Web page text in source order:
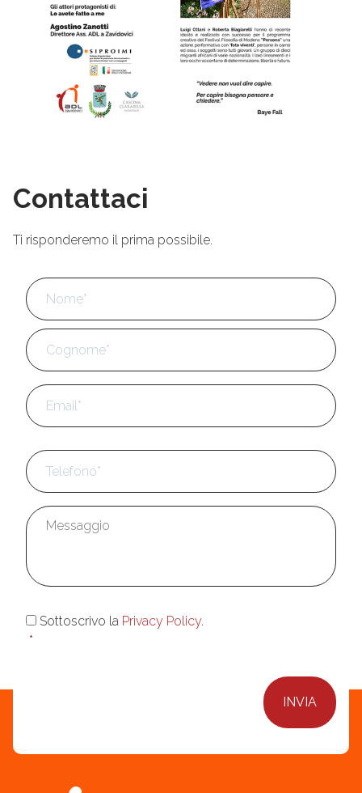
Contattaci
Ti risponderemo il prima possibile.
Nome *
Email
Telefono *
Messaggio
Consenso
Sottoscrivo la Privacy Policy.
*